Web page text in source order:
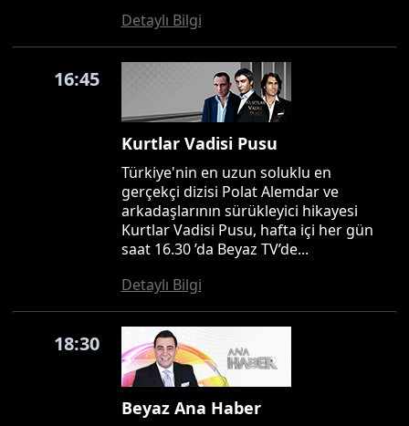
Detaylı Bilgi
16:45
Kurtlar Vadisi Pusu
Türkiye'nin en uzun soluklu en
gerçekçi dizisi Polat Alemdar ve
arkadaşlarının sürükleyici hikayesi
Kurtlar Vadisi Pusu, hafta içi her gün
saat 16.30 ’da Beyaz TV’de...
Detaylı Bilgi
18:30
Beyaz Ana Haber